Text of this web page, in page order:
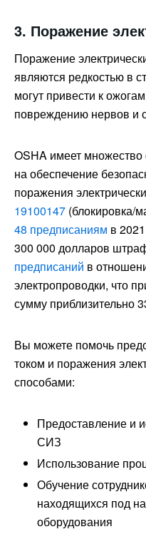
3. Поражение
Поражение
являются редкостью в
могут привести к
повреждению нервов и
OSHA имеет
на обеспечение
поражения
19100147 (блокировка/
48 предписаниям в
300 000 долларов
предписаний в
электропроводки, что
сумму приблизительно
Вы можете помочь
током и поражения
способами:
Предоставление и
СИЗ
Использование
Обучение
находящихся под
оборудования